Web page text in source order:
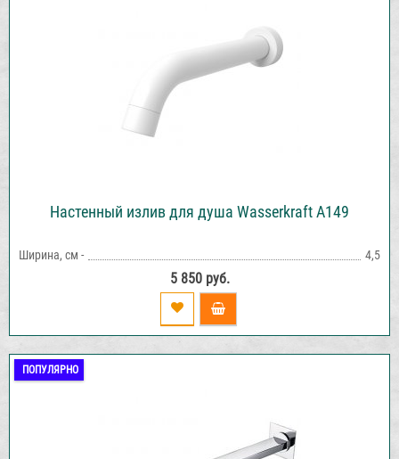
Настенный излив для душа Wasserkraft A149
Ширина, см - 4,5
5 850 руб.
ПОПУЛЯРНО